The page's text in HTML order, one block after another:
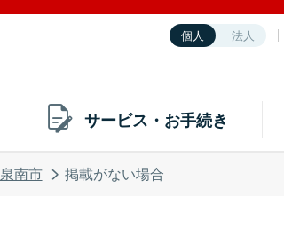
個人 法人
サービス・お手続き
泉南市 掲載がない場合